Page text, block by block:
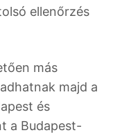
ellenőrzés
más
majd a
és
a Budapest-